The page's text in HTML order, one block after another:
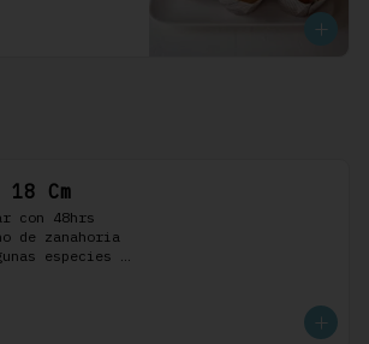
Cm
con 48hrs
de zanahoria
especies